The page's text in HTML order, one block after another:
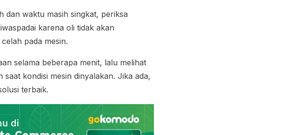
dan waktu masih singkat, periksa
karena oli tidak akan
pada mesin.
selama beberapa menit, lalu melihat
kondisi mesin dinyalakan. Jika ada,
terbaik.